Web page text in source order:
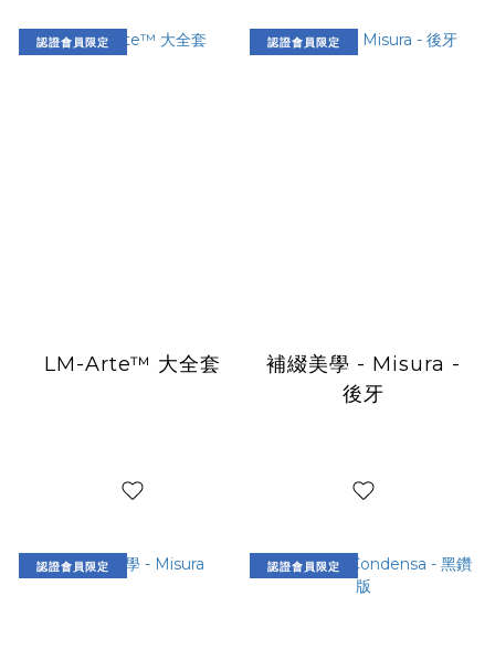
認證會員限定
LM-Arte™ 大全套
認證會員限定
補綴美學 - Misura -
後牙
認證會員限定 認證會員限定